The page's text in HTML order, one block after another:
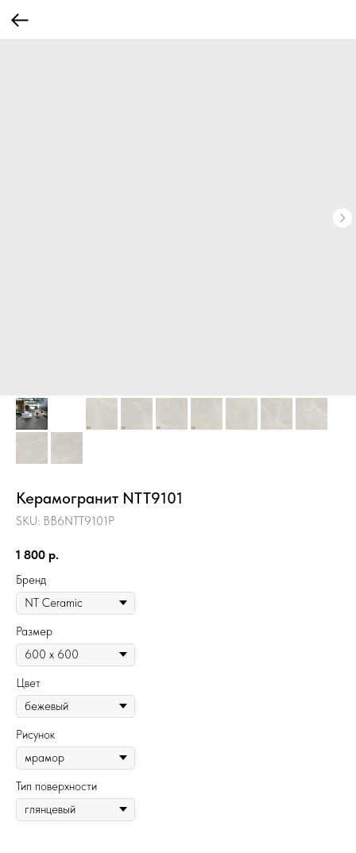
Керамогранит NTT9101
SKU: BB6NTT9101P
1 800 р.
Бренд
Размер
Цвет
Рисунок
Тип поверхности